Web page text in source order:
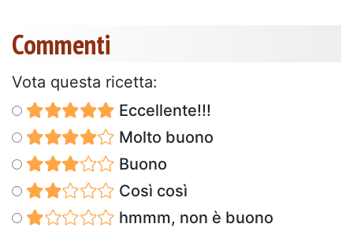
Commenti
Vota questa ricetta:
Eccellente!!!
Molto buono
Buono
Così così
hmmm, non è buono